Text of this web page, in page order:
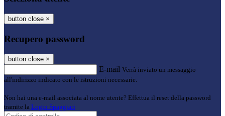
button close ×
Recupero password
button close ×
E-mail Verrà inviato un messaggio
all'indirizzo indicato con le istruzioni necessarie.
Non hai una e-mail associata al nome utente? Effettua il reset della password
tramite la Login Spaggiari